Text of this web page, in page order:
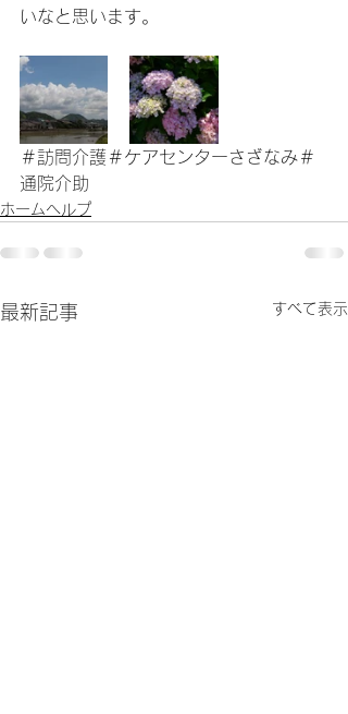
いなと思います。
＃訪問介護＃ケアセンターさざなみ＃
通院介助
ホームヘルプ
最新記事 すべて表示